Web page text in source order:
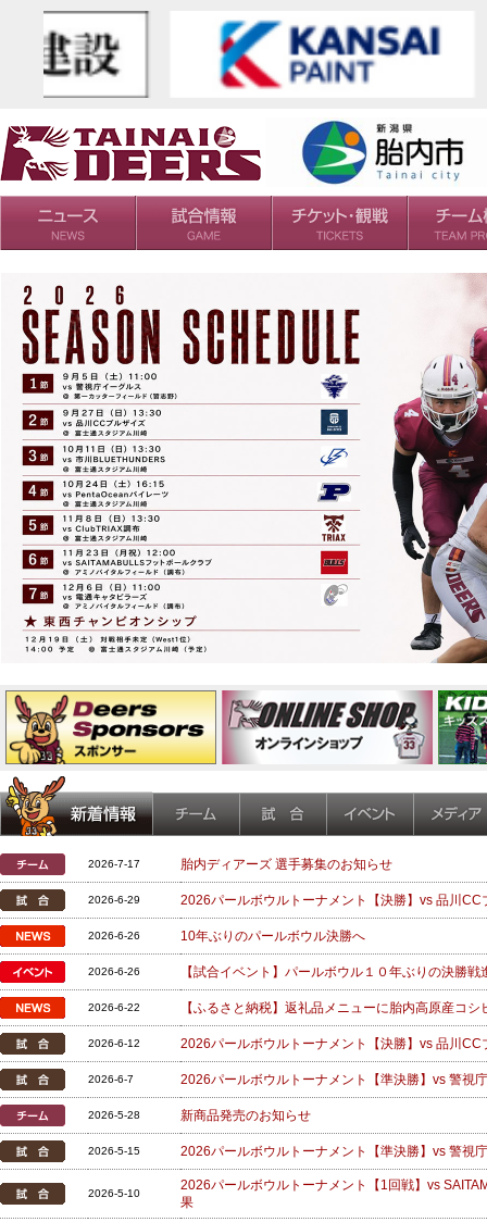
チームの歴
過去の成績
2026-7-17 胎内ディアーズ 選手募集のお知らせ
2026-6-29 2026パールボウルトーナメント【決勝】vs 品川
2026-6-26 10年ぶりのパールボウル決勝へ
2026-6-26 【試合イベント】パールボウル１０年ぶりの決勝戦
2026-6-22 【ふるさと納税】返礼品メニューに胎内高原産コシ
2026-6-12 2026パールボウルトーナメント【決勝】vs 品川
2026-6-7 2026パールボウルトーナメント【準決勝】vs 警視
2026-5-28 新商品発売のお知らせ
2026-5-15 2026パールボウルトーナメント【準決勝】vs 警視
2026-5-10
2026パールボウルトーナメント【1回戦】vs
果